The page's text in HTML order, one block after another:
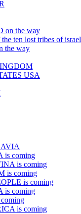
on the way
ten lost tribes of israel
the way
USA
is coming
is coming
is coming
is coming
is coming
is coming